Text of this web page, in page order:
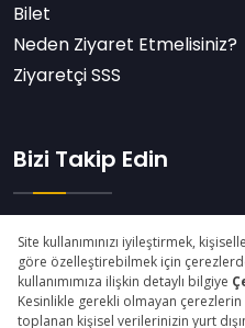
Bilet
Neden Ziyaret Etmelisiniz?
Ziyaretçi SSS
Bizi Takip Edin